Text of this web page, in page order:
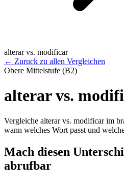
alterar vs. modificar
← Zuruck zu allen Vergleichen
Obere Mittelstufe (B2)
alterar vs.
Vergleiche alterar vs. modificar im
wann welches Wort passt und
Mach diesen
abrufbar